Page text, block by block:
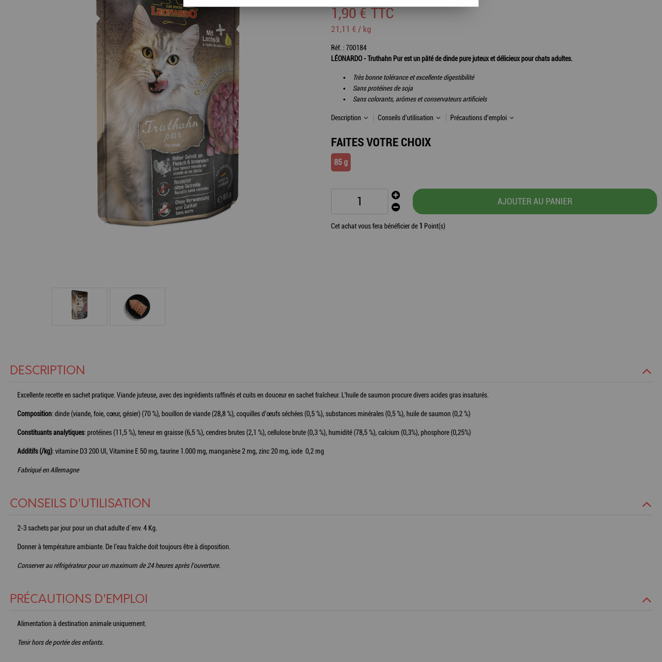
1,90 €TTC
21,11 € / kg
Réf. :700184
LÉONARDO - Truthahn Pur est un pâté de dinde pure juteux et délicieux pour chats adultes.
Très bonne tolérance et excellente digestibilité
Sans protéines de soja
Sans colorants, arômes et conservateurs artificiels
Description Conseils d'utilisation Précautions d'emploi
FAITES VOTRE CHOIX
85 g
AJOUTER AU PANIER
Cet achat vous fera bénéficier de 1 Point(s)
DESCRIPTION
Excellente recette en sachet pratique. Viande juteuse, avec des ingrédients raffinés et cuits en douceur en sachet fraîcheur. L’huile de saumon procure divers acides gras insaturés.
Composition: dinde (viande, foie, cœur, gésier) (70 %), bouillon de viande (28,8 %), coquilles d’œufs séchées (0,5 %), substances minérales (0,5 %), huile de saumon (0,2 %)
Constituants analytiques: protéines (11,5 %), teneur en graisse (6,5 %), cendres brutes (2,1 %), cellulose brute (0,3 %), humidité (78,5 %), calcium (0,3%), phosphore (0,25%)
Additifs (/kg): vitamine D3 200 UI, Vitamine E 50 mg, taurine 1.000 mg, manganèse 2 mg, zinc 20 mg, iode 0,2 mg
Fabriqué en Allemagne
CONSEILS D'UTILISATION
2-3 sachets par jour pour un chat adulte d´env. 4 Kg.
Donner à température ambiante. De l’eau fraîche doit toujours être à disposition.
Conserver au réfrigérateur pour un maximum de 24 heures après l’ouverture.
PRÉCAUTIONS D'EMPLOI
Alimentation à destination animale uniquement.
Tenir hors de portée des enfants.